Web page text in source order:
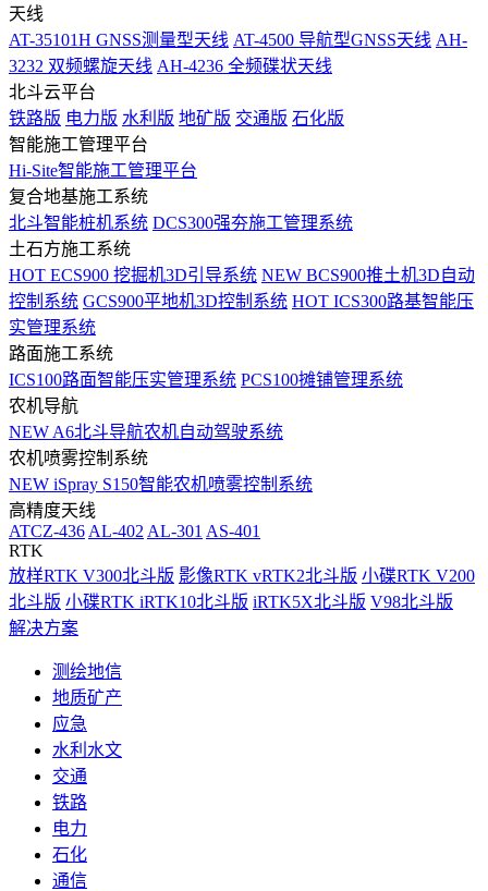
天线
AT-35101H GNSS测量型天线 AT-4500 导航型GNSS天线 AH-
3232 双频螺旋天线 AH-4236 全频碟状天线
北斗云平台
铁路版 电力版 水利版 地矿版 交通版 石化版
智能施工管理平台
Hi-Site智能施工管理平台
复合地基施工系统
北斗智能桩机系统 DCS300强夯施工管理系统
土石方施工系统
HOT ECS900 挖掘机3D引导系统 NEW BCS900推土机3D自动
控制系统 GCS900平地机3D控制系统 HOT ICS300路基智能压
实管理系统
路面施工系统
ICS100路面智能压实管理系统 PCS100摊铺管理系统
农机导航
NEW A6北斗导航农机自动驾驶系统
农机喷雾控制系统
NEW iSpray S150智能农机喷雾控制系统
高精度天线
ATCZ-436 AL-402 AL-301 AS-401
RTK
放样RTK V300北斗版 影像RTK vRTK2北斗版 小碟RTK V200
北斗版 小碟RTK iRTK10北斗版 iRTK5X北斗版 V98北斗版
解决方案
测绘地信
地质矿产
应急
水利水文
交通
铁路
电力
石化
通信